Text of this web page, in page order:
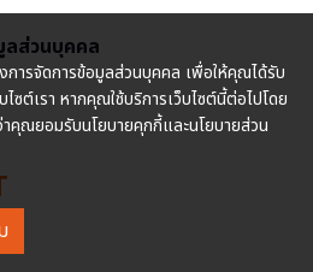
ลส่วนบุคคล
การจัดการข้อมูลส่วนบุคคล เพื่อให้คุณได้รับ
ซต์เรา หากคุณใช้บริการเว็บไซต์นี้ต่อไปโดย
คุณยอมรับนโยบายคุกกี้และนโยบายส่วน